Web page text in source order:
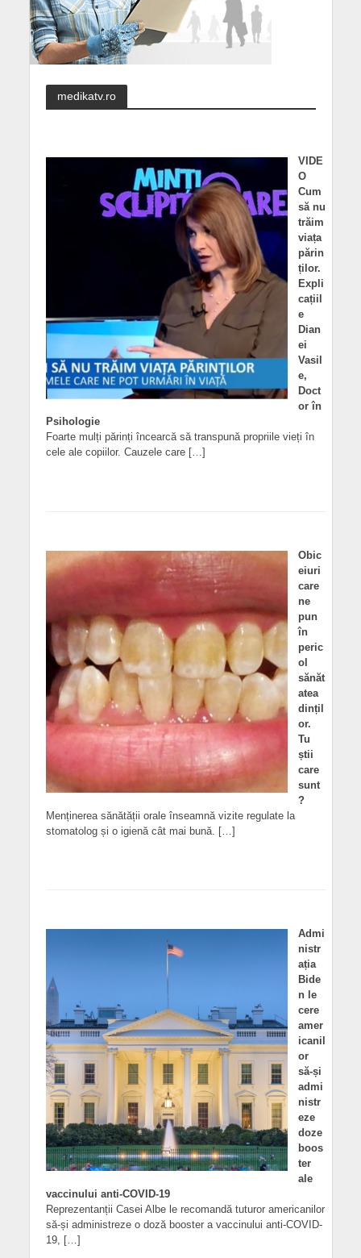
medikatv.ro
VIDE
O
Cum
să nu
trăim
viața
părin
ților.
Expli
cațiil
e
Dian
ei
Vasil
e,
Doct
or în
Psihologie
Foarte mulți părinți încearcă să transpună propriile vieți în
cele ale copiilor. Cauzele care […]
Obic
eiuri
care
ne
pun
în
peric
ol
sănăt
atea
dințil
or.
Tu
știi
care
sunt
?
Menținerea sănătății orale înseamnă vizite regulate la
stomatolog și o igienă cât mai bună. […]
Admi
nistr
ația
Bide
n le
cere
amer
icanil
or
să-și
admi
nistr
eze
doze
boos
ter
ale
vaccinului anti-COVID-19
Reprezentanții Casei Albe le recomandă tuturor americanilor
să-și administreze o doză booster a vaccinului anti-COVID-
19, […]